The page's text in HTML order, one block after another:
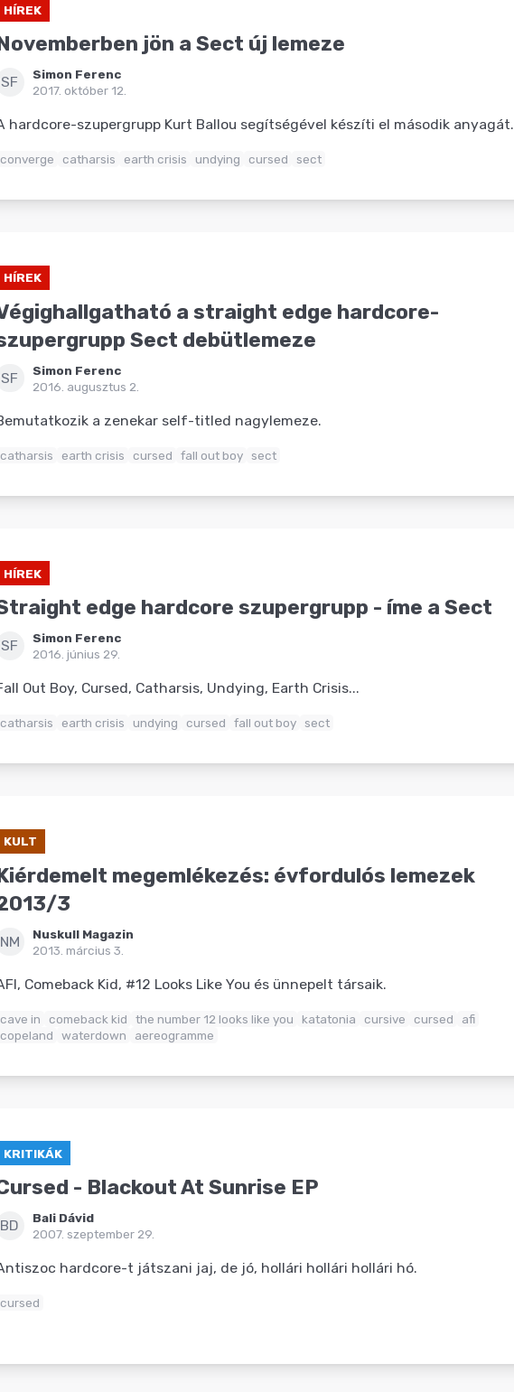
HÍREK
jön a Sect új lemeze
SF
Simon Ferenc
2017. október 12.
hardcore-szupergrupp Kurt Ballou segítségével készíti el második anyagát.
converge catharsis earth crisis undying cursed sect
HÍREK
a straight edge hardcore-
Sect debütlemeze
SF
Simon Ferenc
2016. augusztus 2.
a zenekar self-titled nagylemeze.
catharsis earth crisis cursed fall out boy sect
HÍREK
edge hardcore szupergrupp - íme a Sect
SF
Simon Ferenc
2016. június 29.
Out Boy, Cursed, Catharsis, Undying, Earth Crisis...
catharsis earth crisis undying cursed fall out boy sect
KULT
megemlékezés: évfordulós lemezek
3
NM
Nuskull Magazin
2013. március 3.
Comeback Kid, #12 Looks Like You és ünnepelt társaik.
cave in comeback kid the number 12 looks like you katatonia cursive cursed
afi
copeland
waterdown aereogramme
KRITIKÁK
- Blackout At Sunrise EP
BD
Bali Dávid
2007. szeptember 29.
hardcore-t játszani jaj, de jó, hollári hollári hollári hó.
cursed